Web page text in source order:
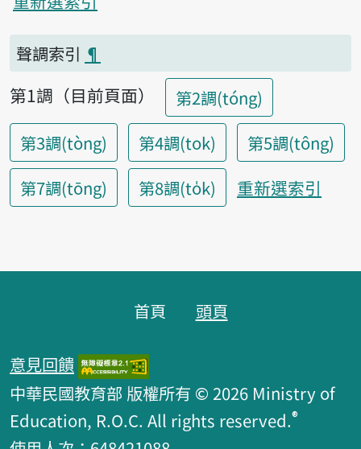
聲調索引 ¶
第1調（目前頁面）
第2調(tóng)
第3調(tòng)
第4調(tok)
第5調(tông)
第7調(tōng)
第8調(to̍k) 重新選索引
首頁 頭頁
意見回饋
中華民國教育部 版權所有 © 2026 Ministry of
Education, R.O.C. All rights reserved.®